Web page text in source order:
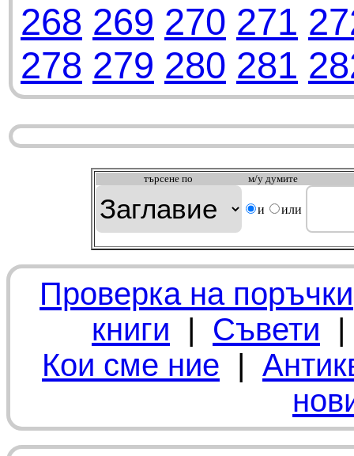
268 269 270 271
278 279 280 281
търсeне по м/у думите
и или
Проверка на поръчки
книги | Съвети
Кои сме ние |